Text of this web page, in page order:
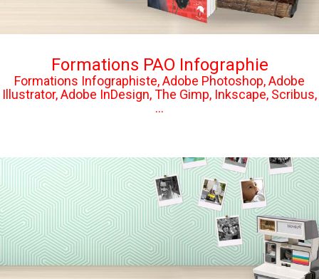
Formations PAO Infographie
Formations Infographiste, Adobe Photoshop, Adobe
Illustrator, Adobe InDesign, The Gimp, Inkscape, Scribus,
...